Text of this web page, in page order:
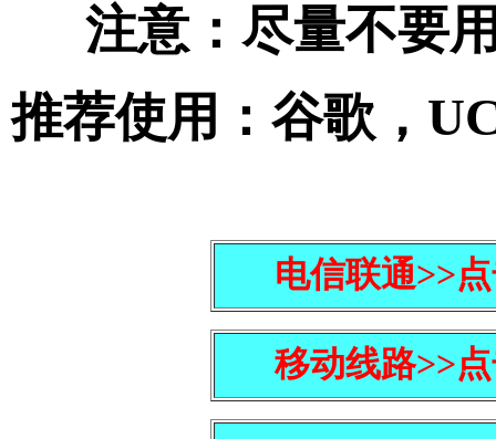
注意：尽量不要
推荐使用：谷歌，
电信联通>>
移动线路>>